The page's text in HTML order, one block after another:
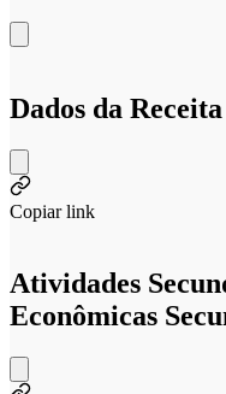
Dados da
Copiar link
Atividades
Econômicas